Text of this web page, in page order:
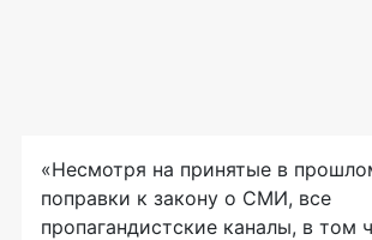
«Несмотря на принятые в
поправки к закону о СМИ, все
пропагандистские каналы, в том